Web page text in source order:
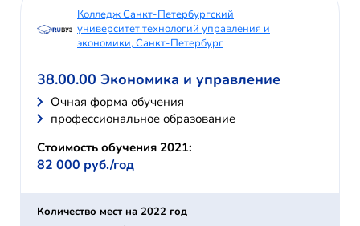
Колледж Санкт-Петербургский
университет технологий управления и
экономики, Санкт-Петербург
38.00.00 Экономика и управление
Очная форма обучения
профессиональное образование
Стоимость обучения 2021:
82 000 руб./год
Количество мест на 2022 год